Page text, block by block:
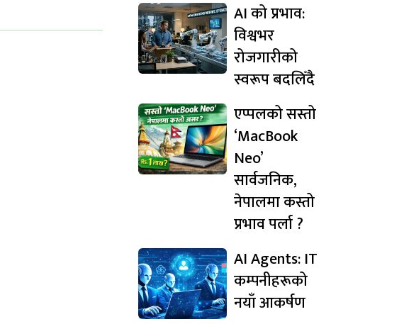
AI को प्रभाव:
विश्वभर
रोजगारीको
स्वरूप बदलिँदै
एप्पलको सस्तो
‘MacBook
Neo’
सार्वजनिक,
नेपालमा कस्तो
प्रभाव पर्ला ?
AI Agents: IT
कम्पनीहरूको
नयाँ आकर्षण